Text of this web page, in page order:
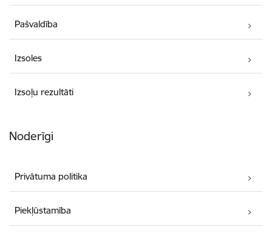
Pašvaldība
Izsoles
Izsoļu rezultāti
Noderīgi
Privātuma politika
Piekļūstamība